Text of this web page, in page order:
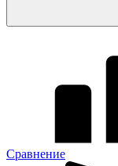
Сравнение